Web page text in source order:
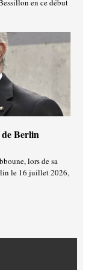
en ce début
de Berlin
lors de sa
le 16 juillet 2026,